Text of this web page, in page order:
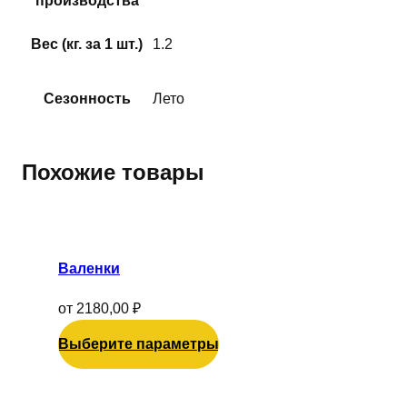
Вес (кг. за 1 шт.) 1.2
Сезонность Лето
Похожие товары
Валенки
от 2180,00 ₽
Выберите параметры
имеет
вариаций.
Опции
можно
выбрать